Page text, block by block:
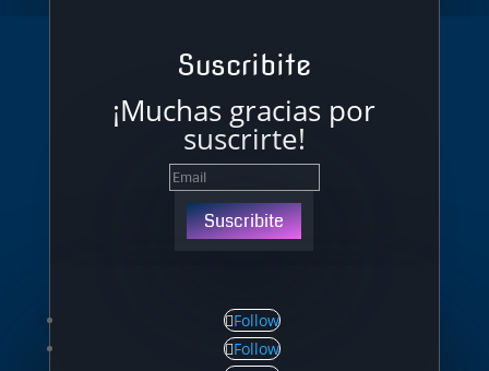
Suscribite
¡Muchas gracias por
suscrirte!
Suscribite
Follow
Follow